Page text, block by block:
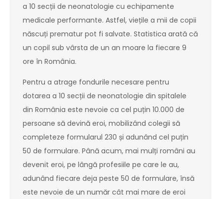
a 10 secții de neonatologie cu echipamente
medicale performante. Astfel, viețile a mii de copii
născuți prematur pot fi salvate. Statistica arată că
un copil sub vârsta de un an moare la fiecare 9
ore în România.
Pentru a atrage fondurile necesare pentru
dotarea a 10 secții de neonatologie din spitalele
din România este nevoie ca cel puțin 10.000 de
persoane să devină eroi, mobilizând colegii să
completeze formularul 230 și adunând cel puțin
50 de formulare. Până acum, mai mulți români au
devenit eroi, pe lângă profesiile pe care le au,
adunând fiecare deja peste 50 de formulare, însă
este nevoie de un număr cât mai mare de eroi